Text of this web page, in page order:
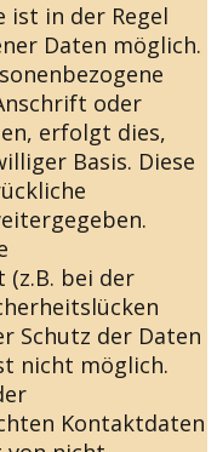
ist in der Regel
Daten möglich.
oder
erfolgt dies,
Basis. Diese
bei der
Schutz der Daten
nicht möglich.
Kontaktdaten